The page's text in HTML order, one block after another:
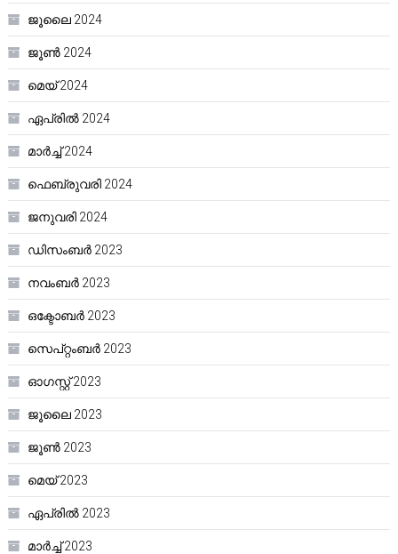
ജൂലൈ 2024
ജൂൺ 2024
മെയ്‌ 2024
ഏപ്രിൽ 2024
മാർച്ച്‌ 2024
ഫെബ്രുവരി 2024
ജനുവരി 2024
ഡിസംബർ 2023
നവംബർ 2023
ഒക്ടോബർ 2023
സെപ്റ്റംബർ 2023
ഓഗസ്റ്റ്‌ 2023
ജൂലൈ 2023
ജൂൺ 2023
മെയ്‌ 2023
ഏപ്രിൽ 2023
മാർച്ച്‌ 2023